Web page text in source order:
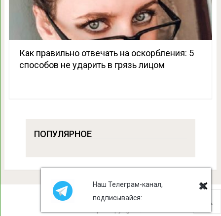
Как правильно отвечать на оскорбления: 5
способов не ударить в грязь лицом
ПОПУЛЯРНОЕ
Наш Телеграм-канал,
подписывайся: